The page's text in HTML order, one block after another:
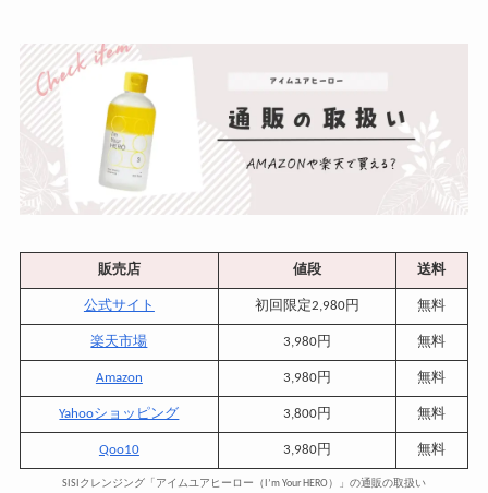
販売店 値段 送料
公式サイト 初回限定2,980円 無料
楽天市場 3,980円 無料
Amazon 3,980円 無料
Yahooショッピング 3,800円 無料
Qoo10 3,980円 無料
SISIクレンジング「アイムユアヒーロー（I’m Your HERO）」の通販の取扱い